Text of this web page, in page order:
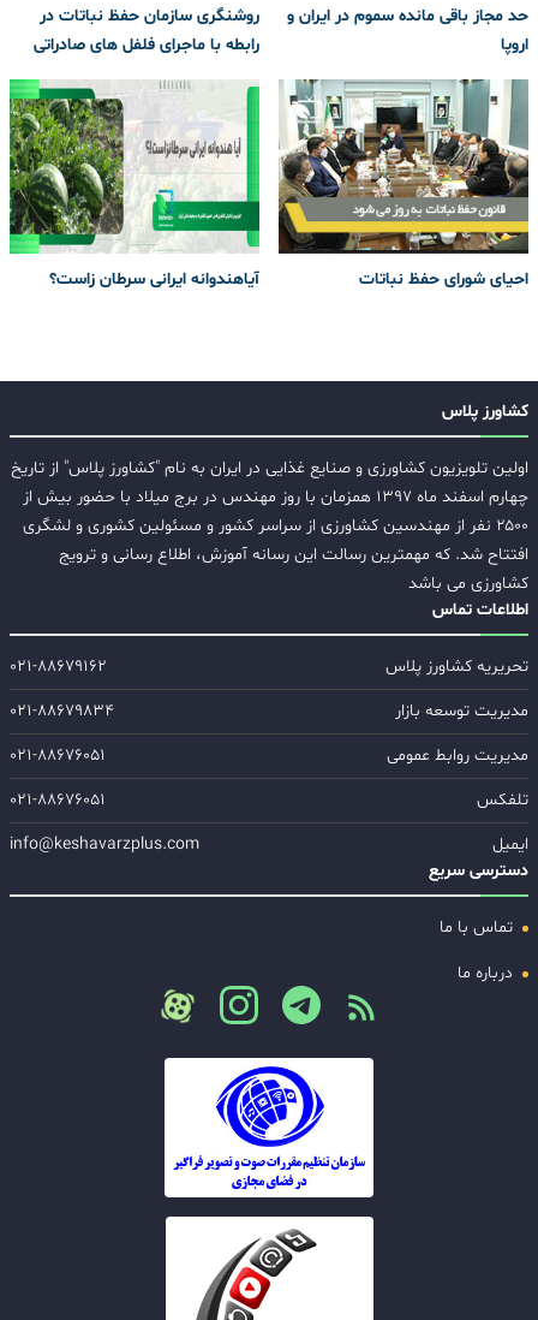
حد مجاز باقی مانده سموم در ایران و
اروپا
روشنگری سازمان حفظ نباتات در
رابطه با ماجرای فلفل های صادراتی
احیای شورای حفظ نباتات آیاهندوانه ایرانی سرطان زاست؟
کشاورز پلاس
اولین تلویزیون کشاورزی و صنایع غذایی در ایران به نام "کشاورز پلاس" از تاریخ
چهارم اسفند ماه ۱۳۹۷ همزمان با روز مهندس در برج میلاد با حضور بیش از
۲۵۰۰ نفر از مهندسین کشاورزی از سراسر کشور و مسئولین کشوری و لشگری
افتتاح شد. که مهمترین رسالت این رسانه آموزش، اطلاع رسانی و ترویج
کشاورزی می باشد
اطلاعات تماس
تحریریه کشاورز پلاس
۰۲۱-۸۸۶۷۹۱۶۲
مدیریت توسعه بازار
۰۲۱-۸۸۶۷۹۸۳۴
مدیریت روابط عمومی
۰۲۱-۸۸۶۷۶۰۵۱
تلفکس
۰۲۱-۸۸۶۷۶۰۵۱
ایمیل
info@keshavarzplus.com
دسترسی سریع
تماس با ما
درباره ما